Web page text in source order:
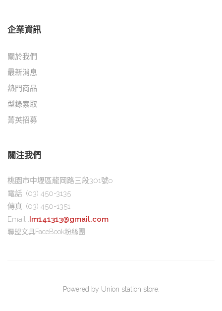
企業資訊
關於我們
最新消息
熱門商品
型錄索取
菁英招募
關注我們
桃園市中壢區龍岡路三段301號o
電話: (03) 450-3135
傳真: (03) 450-1351
Email : Im141313@gmail.com
聯盟文具FaceBook粉絲團
Powered by Union station store.